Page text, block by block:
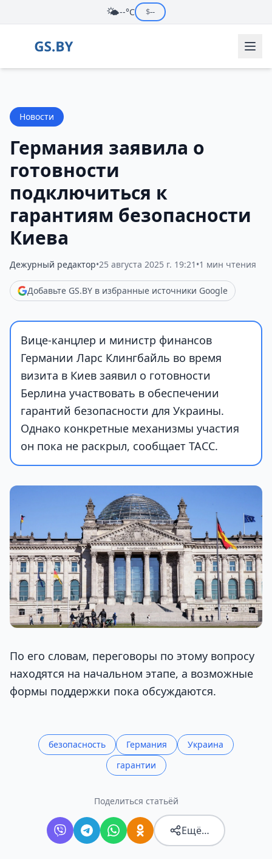
🌤️--°C $--
Новости
Германия заявила о
готовности
подключиться к
гарантиям безопасности
Киева
Дежурный редактор•25 августа 2025 г. 19:21 •1 мин чтения
Добавьте GS.BY в избранные источники Google
Вице-канцлер и министр финансов
Германии Ларс Клингбайль во время
визита в Киев заявил о готовности
Берлина участвовать в обеспечении
гарантий безопасности для Украины.
Однако конкретные механизмы участия
он пока не раскрыл, сообщает ТАСС.
По его словам, переговоры по этому вопросу
находятся на начальном этапе, а возможные
формы поддержки пока обсуждаются.
безопасность Германия
Украина
гарантии
Поделиться статьёй
Ещё…